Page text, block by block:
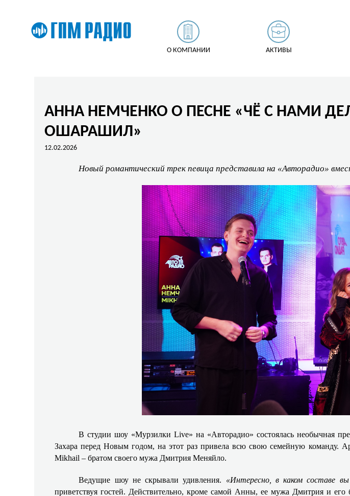
О КОМПАНИИ АКТИВЫ
АННА НЕМЧЕНКО О ПЕСНЕ «ЧЁ С НАМИ
ОШАРАШИЛ»
12.02.2026
Новый романтический трек певица представила на «Авторадио»
В студии шоу «Мурзилки Live» на «Авторадио» состоялась необычная
Захара перед Новым годом, на этот раз привела всю свою семейную команду.
Mikhail – братом своего мужа Дмитрия Меняйло.
Ведущие шоу не скрывали удивления. «Интересно, в каком составе
приветствуя гостей. Действительно, кроме самой Анны, ее мужа Дмитрия и